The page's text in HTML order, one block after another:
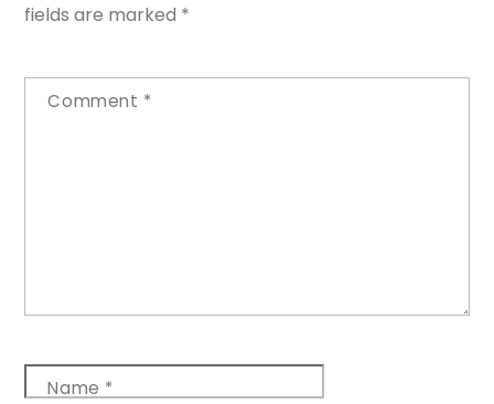
fields are marked *
Comment *
Name *